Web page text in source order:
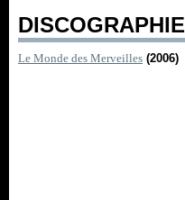
DISCOGRAPHIE
Le Monde des Merveilles (2006)